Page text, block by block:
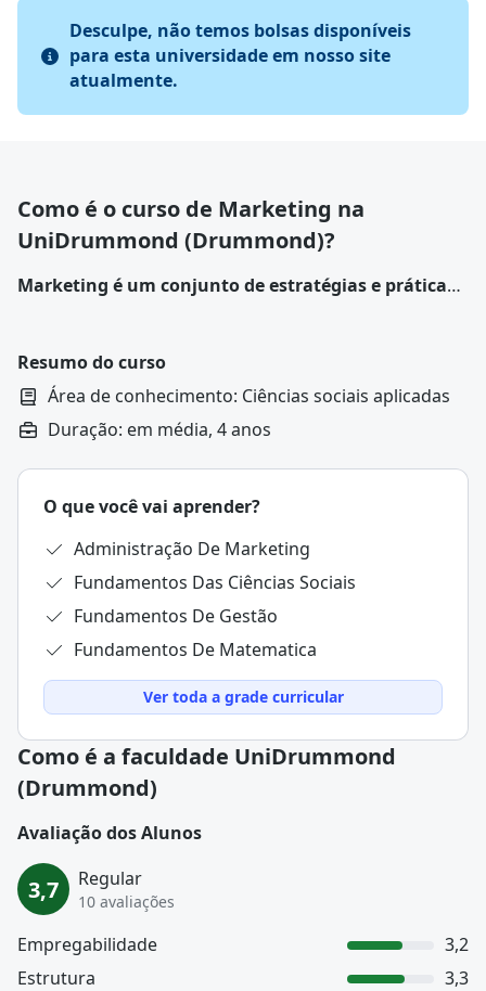
Desculpe, não temos bolsas disponíveis
para esta universidade em nosso site
atualmente.
Como é o curso de Marketing na
UniDrummond (Drummond)?
Marketing é um conjunto de estratégias e práticas
serviços de forma eficiente.
Resumo do curso
Área de conhecimento: Ciências sociais aplicadas
Duração: em média, 4 anos
O que você vai aprender?
Administração De Marketing
Fundamentos Das Ciências Sociais
Fundamentos De Gestão
Fundamentos De Matematica
Ver toda a grade curricular
Como é a faculdade UniDrummond
(Drummond)
Avaliação dos Alunos
3,7 Regular
10 avaliações
Empregabilidade
3,2
Estrutura
3,3